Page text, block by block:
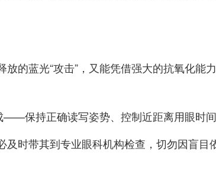
的蓝光“攻击”，又能凭借强大的抗氧化能
保持正确读写姿势、控制近距离用眼时间
时带其到专业眼科机构检查，切勿因盲